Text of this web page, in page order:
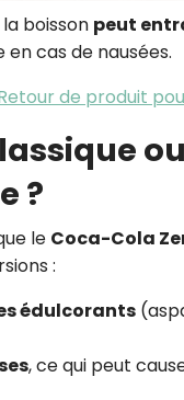
boisson peut
cas de nausées.
de produit
?
le Coca-Cola
:
édulcorants
, ce qui peut